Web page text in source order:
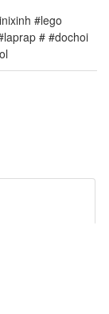
#lego
# #dochoi